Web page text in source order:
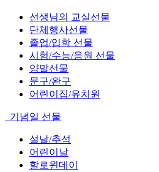
선생님의 교실선물
단체행사선물
졸업/입학 선물
시험/수능/응원 선물
양말선물
문구/완구
어린이집/유치원
기념일 선물
설날/추석
어린이날
할로윈데이